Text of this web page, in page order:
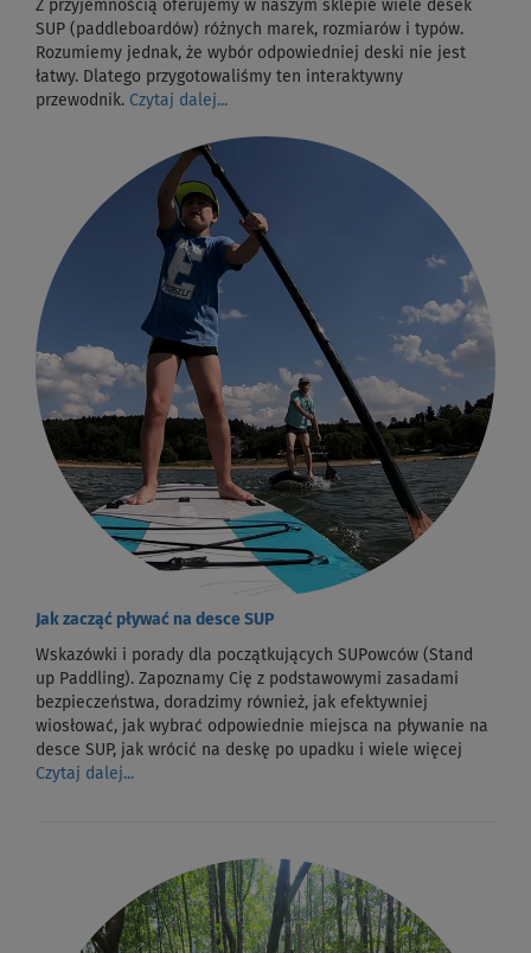
Z przyjemnością oferujemy w naszym sklepie wiele desek
SUP (paddleboardów) różnych marek, rozmiarów i typów.
Rozumiemy jednak, że wybór odpowiedniej deski nie jest
łatwy. Dlatego przygotowaliśmy ten interaktywny
przewodnik. Czytaj dalej...
Jak zacząć pływać na desce SUP
Wskazówki i porady dla początkujących SUPowców (Stand
up Paddling). Zapoznamy Cię z podstawowymi zasadami
bezpieczeństwa, doradzimy również, jak efektywniej
wiosłować, jak wybrać odpowiednie miejsca na pływanie na
desce SUP, jak wrócić na deskę po upadku i wiele więcej
Czytaj dalej...